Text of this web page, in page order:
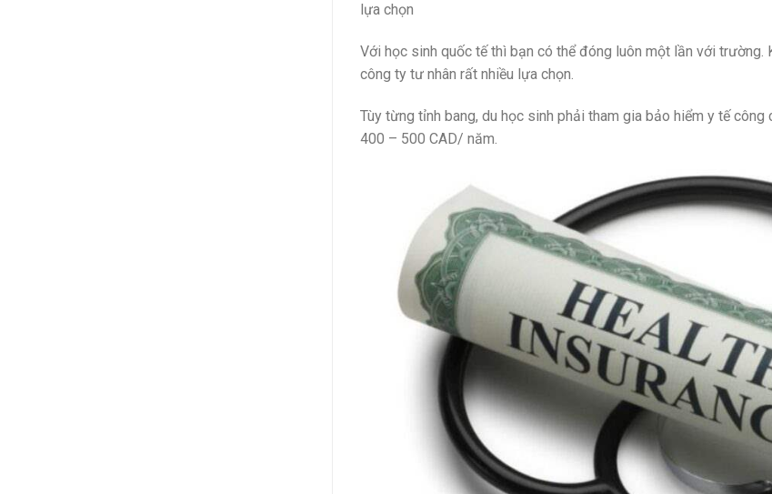
lựa chọn
Với học sinh quốc tế thì bạn có thể đóng luôn một lần với
công ty tư nhân rất nhiều lựa chọn.
Tùy từng tỉnh bang, du học sinh phải tham gia bảo hiểm y tế
400 – 500 CAD/ năm.